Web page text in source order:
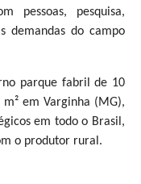
pessoas, pesquisa,
demandas do campo
parque fabril de 10
em Varginha (MG),
em todo o Brasil,
o produtor rural.